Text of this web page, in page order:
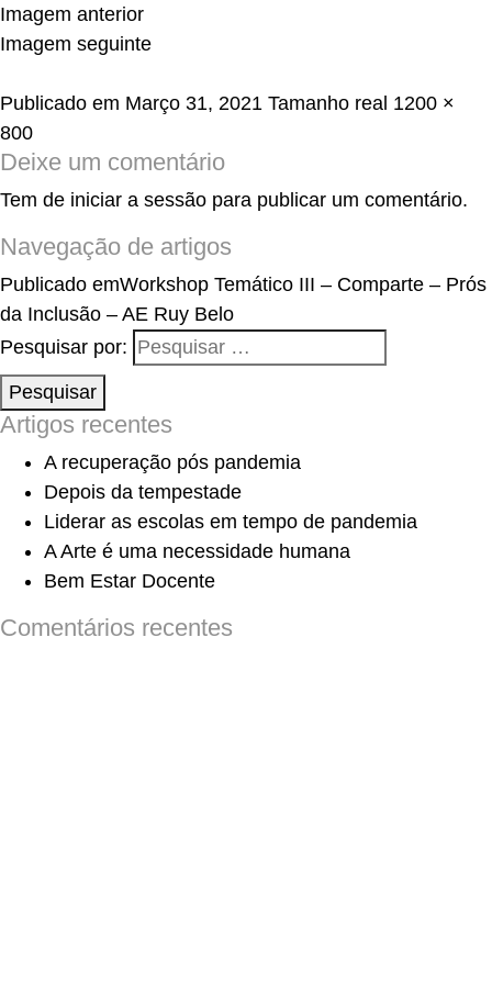
Imagem anterior
Imagem seguinte
Publicado em Março 31, 2021 Tamanho real 1200 ×
800
Deixe um comentário
Tem de iniciar a sessão para publicar um comentário.
Navegação de artigos
Publicado emWorkshop Temático III – Comparte – Prós
da Inclusão – AE Ruy Belo
Pesquisar por:
Pesquisar
Artigos recentes
A recuperação pós pandemia
Depois da tempestade
Liderar as escolas em tempo de pandemia
A Arte é uma necessidade humana
Bem Estar Docente
Comentários recentes